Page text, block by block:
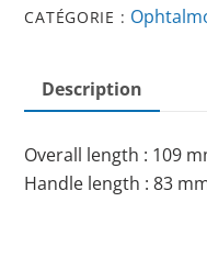
CATÉGORIE :
Description
Overall length : 109
Handle length : 83